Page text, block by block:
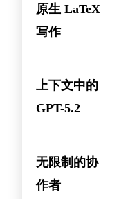
原生 LaTeX
写作
上下文中的
GPT-5.2
无限制的协
作者